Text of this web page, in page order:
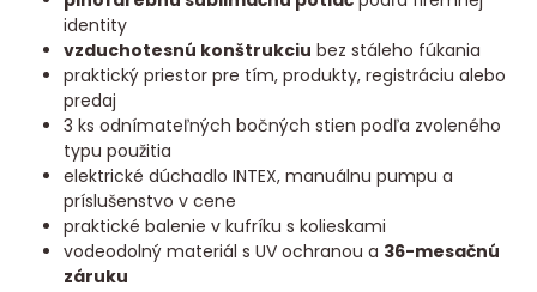
identity
vzduchotesnú konštrukciu bez stáleho fúkania
praktický priestor pre tím, produkty, registráciu alebo
predaj
3 ks odnímateľných bočných stien podľa zvoleného
typu použitia
elektrické dúchadlo INTEX, manuálnu pumpu a
príslušenstvo v cene
praktické balenie v kufríku s kolieskami
vodeodolný materiál s UV ochranou a 36-mesačnú
záruku